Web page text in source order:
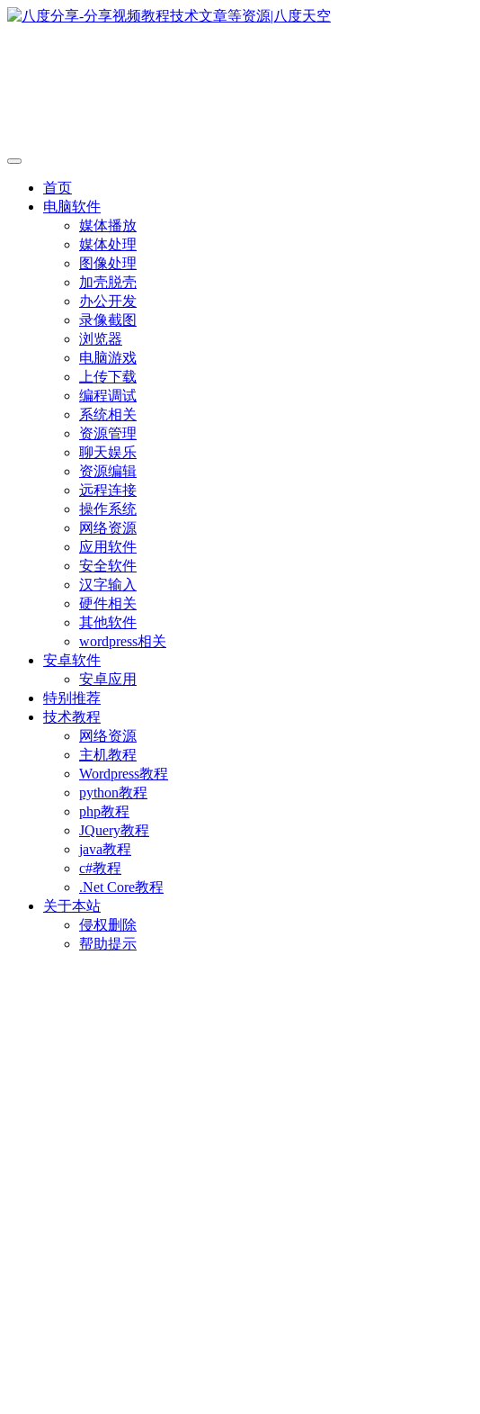
首页
电脑软件
媒体播放
媒体处理
图像处理
加壳脱壳
办公开发
录像截图
浏览器
电脑游戏
上传下载
编程调试
系统相关
资源管理
聊天娱乐
资源编辑
远程连接
操作系统
网络资源
应用软件
安全软件
汉字输入
硬件相关
其他软件
wordpress相关
安卓软件
安卓应用
特别推荐
技术教程
网络资源
主机教程
Wordpress教程
python教程
php教程
JQuery教程
java教程
c#教程
.Net Core教程
关于本站
侵权删除
帮助提示